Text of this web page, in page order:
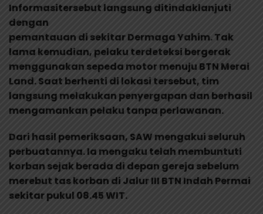
Informasitersebut langsung ditindaklanjuti
dengan
pemantauan di sekitar Dermaga Yahim. Tak
lama kemudian, pelaku terdeteksi bergerak
menggunakan sepeda motor menuju BTN Merai
Land. Saat berhenti di lokasi tersebut, tim
langsung melakukan penyergapan dan berhasil
mengamankan pelaku tanpa perlawanan.
Dari hasil pemeriksaan, SAW mengakui seluruh
perbuatannya. Ia mengaku telah membuntuti
korban sejak berada di depan gereja sebelum
merebut tas korban di Jalur III BTN Indah Permai
sekitar pukul 08.45 WIT.